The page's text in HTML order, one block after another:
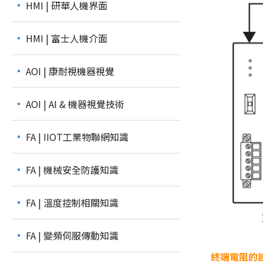
HMI | 研華人機界面
HMI | 富士人機介面
AOI | 康耐視機器視覺
AOI | AI & 機器視覺技術
FA | IIOT工業物聯網知識
FA | 機械安全防護知識
FA | 溫度控制相關知識
FA | 變頻伺服傳動知識
終端電阻的